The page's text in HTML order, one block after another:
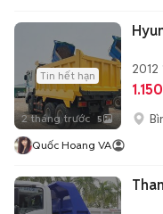
Tin hết hạn
2 tháng trước 5
2012
Quốc Hoang VA